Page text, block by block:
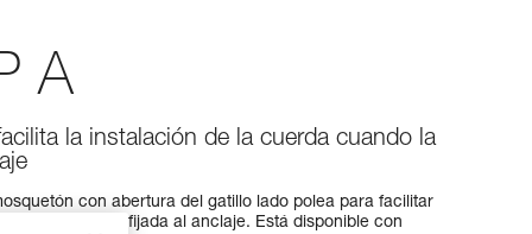
A
la instalación de la cuerda cuando la
con abertura del gatillo lado polea para facilitar
la polea está fijada al anclaje. Está disponible con